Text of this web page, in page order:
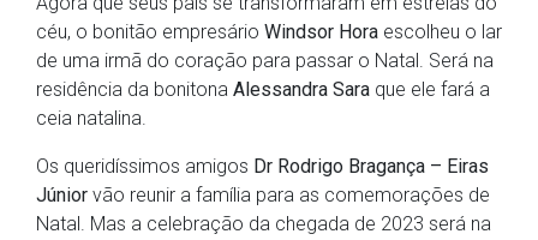
céu, o bonitão empresário Windsor Hora escolheu o lar
de uma irmã do coração para passar o Natal. Será na
residência da bonitona Alessandra Sara que ele fará a
ceia natalina.
Os queridíssimos amigos Dr Rodrigo Bragança – Eiras
Júnior vão reunir a família para as comemorações de
Natal. Mas a celebração da chegada de 2023 será na